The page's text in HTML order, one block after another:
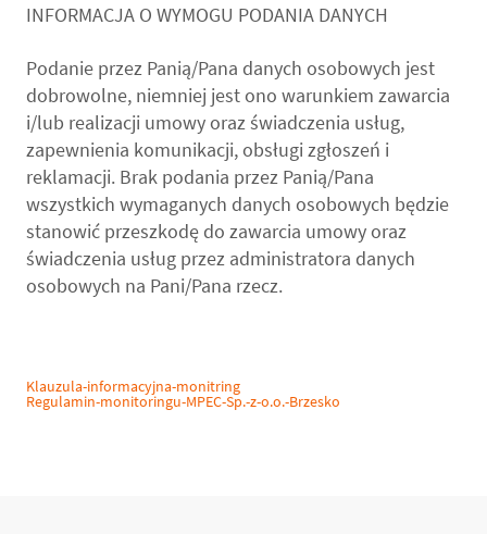
INFORMACJA O WYMOGU PODANIA DANYCH
Podanie przez Panią/Pana danych osobowych jest
dobrowolne, niemniej jest ono warunkiem zawarcia
i/lub realizacji umowy oraz świadczenia usług,
zapewnienia komunikacji, obsługi zgłoszeń i
reklamacji. Brak podania przez Panią/Pana
wszystkich wymaganych danych osobowych będzie
stanowić przeszkodę do zawarcia umowy oraz
świadczenia usług przez administratora danych
osobowych na Pani/Pana rzecz.
Klauzula-informacyjna-monitring
Regulamin-monitoringu-MPEC-Sp.-z-o.o.-Brzesko